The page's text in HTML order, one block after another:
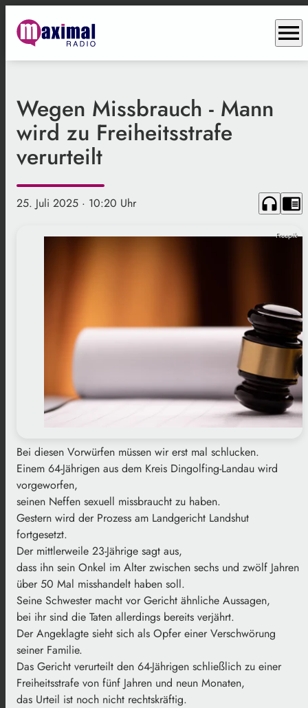
menu
Wegen Missbrauch - Mann
wird zu Freiheitsstrafe
verurteilt
25. Juli 2025 · 10:20 Uhr headphones chrome_reader_mode
Freepik
Bei diesen Vorwürfen müssen wir erst mal schlucken.
Einem 64-Jährigen aus dem Kreis Dingolfing-Landau wird
vorgeworfen,
seinen Neffen sexuell missbraucht zu haben.
Gestern wird der Prozess am Landgericht Landshut
fortgesetzt.
Der mittlerweile 23-Jährige sagt aus,
dass ihn sein Onkel im Alter zwischen sechs und zwölf Jahren
über 50 Mal misshandelt haben soll.
Seine Schwester macht vor Gericht ähnliche Aussagen,
bei ihr sind die Taten allerdings bereits verjährt.
Der Angeklagte sieht sich als Opfer einer Verschwörung
seiner Familie.
Das Gericht verurteilt den 64-Jährigen schließlich zu einer
Freiheitsstrafe von fünf Jahren und neun Monaten,
das Urteil ist noch nicht rechtskräftig.